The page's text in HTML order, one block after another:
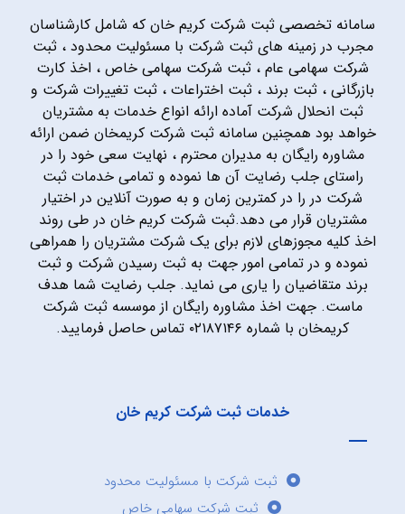
سامانه تخصصی ثبت شرکت کریم خان که شامل کارشناسان
مجرب در زمینه های ثبت شرکت با مسئولیت محدود ، ثبت
شرکت سهامی عام ، ثبت شرکت سهامی خاص ، اخذ کارت
بازرگانی ، ثبت برند ، ثبت اختراعات ، ثبت تغییرات شرکت و
ثبت انحلال شرکت آماده ارائه انواع خدمات به مشتریان
خواهد بود همچنین سامانه ثبت شرکت کریمخان ضمن ارائه
مشاوره رایگان به مدیران محترم ، نهایت سعی خود را در
راستای جلب رضایت آن ها نموده و تمامی خدمات ثبت
شرکت در را در کمترین زمان و به صورت آنلاین در اختیار
مشتریان قرار می دهد.ثبت شرکت کریم خان در طی روند
اخذ کلیه مجوزهای لازم برای یک شرکت مشتریان را همراهی
نموده و در تمامی امور جهت به ثبت رسیدن شرکت و ثبت
برند متقاضیان را یاری می نماید. جلب رضایت شما هدف
ماست. جهت اخذ مشاوره رایگان از موسسه ثبت شرکت
کریمخان با شماره ۰۲۱۸۷۱۴۶ تماس حاصل فرمایید.
خدمات ثبت شرکت کریم خان
ثبت شرکت با مسئولیت محدود
ثبت شرکت سهامی خاص